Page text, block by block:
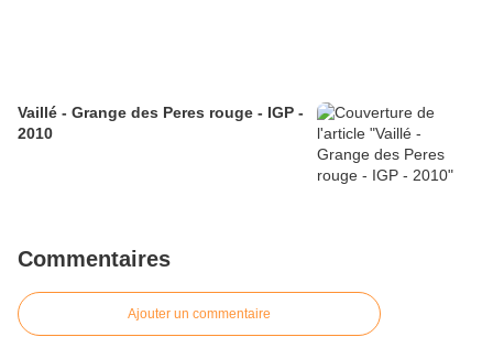
Vaillé - Grange des Peres rouge - IGP -
2010
Commentaires
Ajouter un commentaire